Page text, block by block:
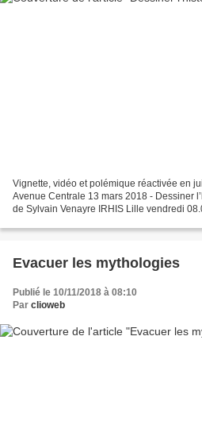
Vignette, vidéo et polémique réactivée en
Avenue Centrale 13 mars 2018 - Dessiner
de Sylvain Venayre IRHIS Lille vendredi
Evacuer les mythologies
Publié le 10/11/2018 à 08:10
Par clioweb